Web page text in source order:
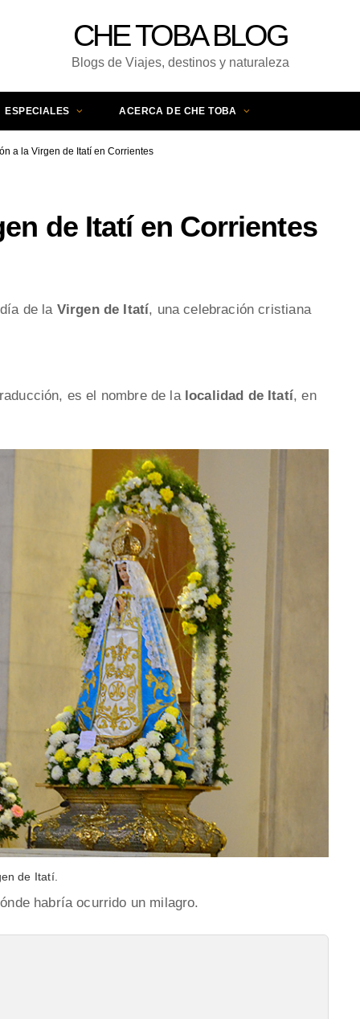
CHE TOBA BLOG
Blogs de Viajes, destinos y naturaleza
ESPECIALES ACERCA DE CHE TOBA
a la Virgen de Itatí en Corrientes
de Itatí en Corrientes
de laVirgen de Itatí, una celebración cristiana
es el nombre de la localidad de Itatí, en
de Itatí.
habría ocurrido un milagro.